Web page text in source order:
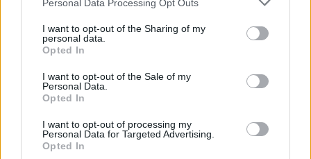
Personal Data Processing Opt Outs
I want to opt-out of the Sharing of my
personal data.
Opted In
I want to opt-out of the Sale of my
Personal Data.
Opted In
I want to opt-out of processing my
Personal Data for Targeted Advertising.
Opted In
Rada pre vysokých mužov: Väčšia veľkosť nie je
Od dielne po priemyselnú halu: Ako skrotiť silu a
Digitálne PZP ako technológia na získanie
Kúzlo optickej ilúzie: Ako si aj z jemných vlasov
vyčarovať bohatý účes